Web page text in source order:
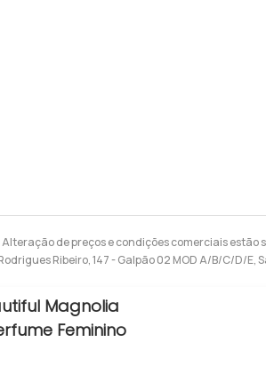
Alteração de preços e condições comerciais estão
Ribeiro, 147 - Galpão 02 MOD A/B/C/D/E,
Magnolia
Feminino